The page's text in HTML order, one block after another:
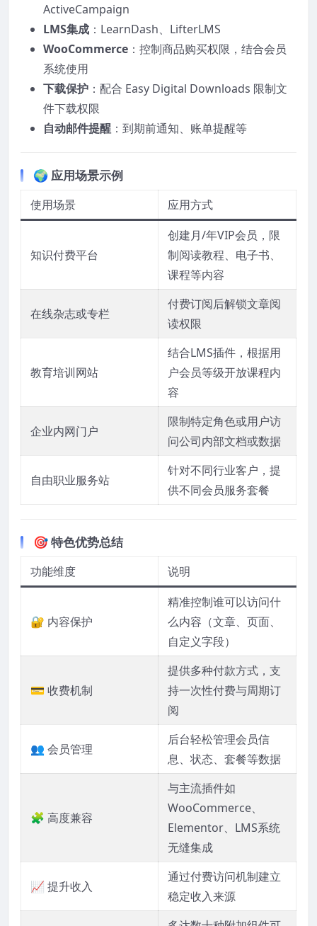
ActiveCampaign
LMS集成 ：LearnDash、LifterLMS
WooCommerce ：控制商品购买权限，结合会员
系统使用
下载保护 ：配合 Easy Digital Downloads 限制文
件下载权限
自动邮件提醒 ：到期前通知、账单提醒等
🌍 应用场景示例
使用场景 应用方式
知识付费平台
创建月/年VIP会员，限
制阅读教程、电子书、
课程等内容
在线杂志或专栏
付费订阅后解锁文章阅
读权限
教育培训网站
结合LMS插件，根据用
户会员等级开放课程内
容
企业内网门户
限制特定角色或用户访
问公司内部文档或数据
自由职业服务站
针对不同行业客户，提
供不同会员服务套餐
🎯 特色优势总结
功能维度 说明
🔐 内容保护
精准控制谁可以访问什
么内容（文章、页面、
自定义字段）
💳 收费机制
提供多种付款方式，支
持一次性付费与周期订
阅
👥 会员管理
后台轻松管理会员信
息、状态、套餐等数据
🧩 高度兼容
与主流插件如
WooCommerce、
Elementor、LMS系统
无缝集成
📈 提升收入
通过付费访问机制建立
稳定收入来源